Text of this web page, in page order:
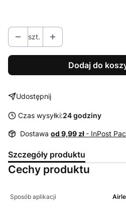
szt.
Dodaj do
Udostępnij
Czas wysyłki:24 godziny
Dostawa od 9,99 zł - InPost
Szczegóły produktu
Cechy produktu
Sposób aplikacji